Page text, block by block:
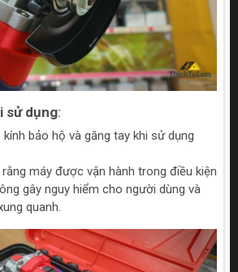
sử dụng:
bảo hộ và găng tay khi sử dụng
máy được vận hành trong điều kiện
gây nguy hiểm cho người dùng và
quanh.